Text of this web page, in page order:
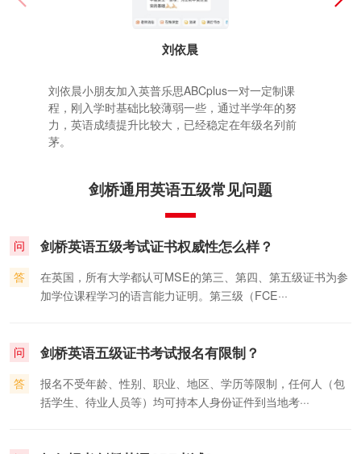
刘依晨
刘依晨小朋友加入英普乐思ABCplus一对一定制课
程，刚入学时基础比较薄弱一些，通过半学年的努
力，英语成绩提升比较大，已经稳定在年级名列前
茅。
剑桥通用英语五级常见问题
问 剑桥英语五级考试证书权威性怎么样？
答
在英国，所有大学都认可MSE的第三、第四、第五级证书为参
加学位课程学习的语言能力证明。第三级（FCE···
问 剑桥英语五级证书考试报名有限制？
答
报名不受年龄、性别、职业、地区、学历等限制，任何人（包
括学生、待业人员等）均可持本人身份证件到当地考···